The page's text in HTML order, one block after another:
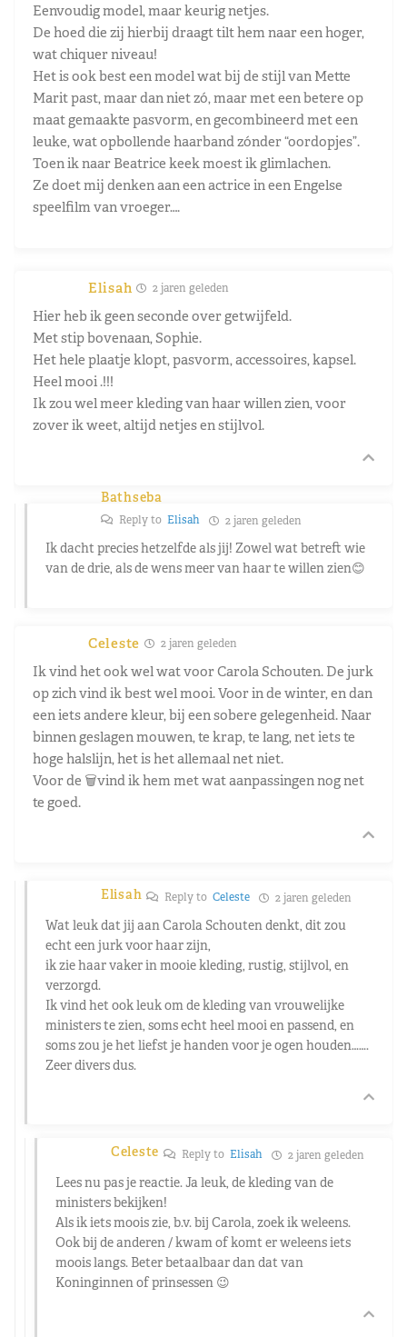
Eenvoudig model, maar keurig netjes.
De hoed die zij hierbij draagt tilt hem naar een hoger,
wat chiquer niveau!
Het is ook best een model wat bij de stijl van Mette
Marit past, maar dan niet zó, maar met een betere op
maat gemaakte pasvorm, en gecombineerd met een
leuke, wat opbollende haarband zónder “oordopjes”.
Toen ik naar Beatrice keek moest ik glimlachen.
Ze doet mij denken aan een actrice in een Engelse
speelfilm van vroeger….
Elisah 2 jaren geleden
Hier heb ik geen seconde over getwijfeld.
Met stip bovenaan, Sophie.
Het hele plaatje klopt, pasvorm, accessoires, kapsel.
Heel mooi .!!!
Ik zou wel meer kleding van haar willen zien, voor
zover ik weet, altijd netjes en stijlvol.
Bathseba
Reply to Elisah 2 jaren geleden
Ik dacht precies hetzelfde als jij! Zowel wat betreft wie
van de drie, als de wens meer van haar te willen zien😊
Celeste 2 jaren geleden
Ik vind het ook wel wat voor Carola Schouten. De jurk
op zich vind ik best wel mooi. Voor in de winter, en dan
een iets andere kleur, bij een sobere gelegenheid. Naar
binnen geslagen mouwen, te krap, te lang, net iets te
hoge halslijn, het is het allemaal net niet.
Voor de 🗑️vind ik hem met wat aanpassingen nog net
te goed.
Elisah Reply toCeleste 2 jaren geleden
Wat leuk dat jij aan Carola Schouten denkt, dit zou
echt een jurk voor haar zijn,
ik zie haar vaker in mooie kleding, rustig, stijlvol, en
verzorgd.
Ik vind het ook leuk om de kleding van vrouwelijke
ministers te zien, soms echt heel mooi en passend, en
soms zou je het liefst je handen voor je ogen houden…….
Zeer divers dus.
Celeste Reply to Elisah 2 jaren geleden
Lees nu pas je reactie. Ja leuk, de kleding van de
ministers bekijken!
Als ik iets moois zie, b.v. bij Carola, zoek ik weleens.
Ook bij de anderen / kwam of komt er weleens iets
moois langs. Beter betaalbaar dan dat van
Koninginnen of prinsessen 😉